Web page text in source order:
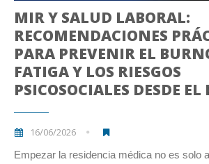
MIR Y SALUD LABORAL:
RECOMENDACIONES
PARA PREVENIR EL
FATIGA Y LOS RIESGOS
PSICOSOCIALES DESDE
16/06/2026
Empezar la residencia médica no es solo